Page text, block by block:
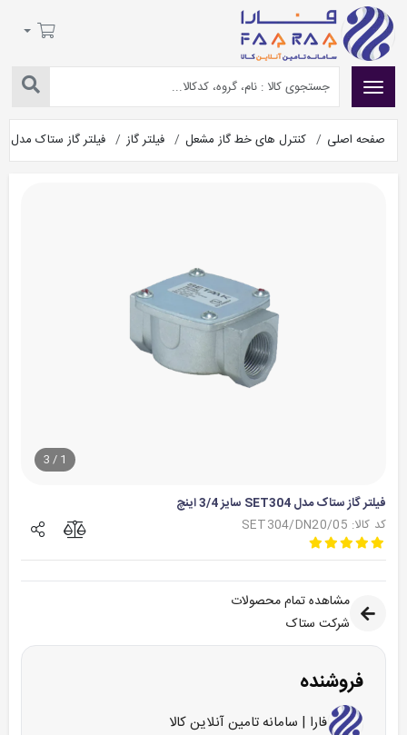
صفحه اصلی کنترل های خط گاز مشعل فیلتر گاز فیلتر گاز ستاک مدل SET304 سایز 3/4 اینچ
1
/
3
فیلتر گاز ستاک مدل SET304 سایز 3/4 اینچ
کد کالا: SET304/DN20/05
مشاهده تمام محصولات
شرکت ستاک
فروشنده
فارا | سامانه تامین آنلاین کالا